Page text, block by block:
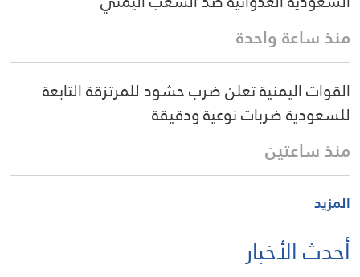
منذ ساعة واحدة
القوات اليمنية تعلن ضرب حشود للمرتزقة التابعة
للسعودية ضربات نوعية ودقيقة
منذ ساعتين
المزيد
أحدث الأخبار